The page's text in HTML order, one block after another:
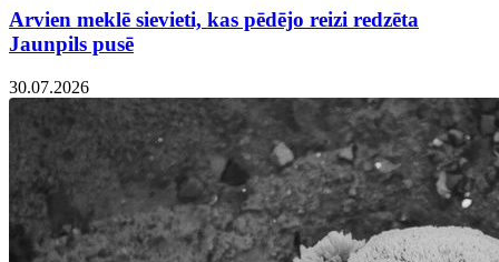
Arvien meklē sievieti, kas pēdējo reizi redzēta
Jaunpils pusē
30.07.2026